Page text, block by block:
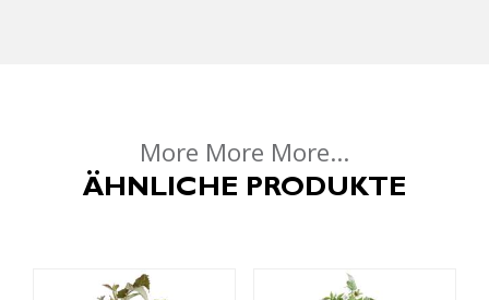
More More More...
ÄHNLICHE PRODUKTE